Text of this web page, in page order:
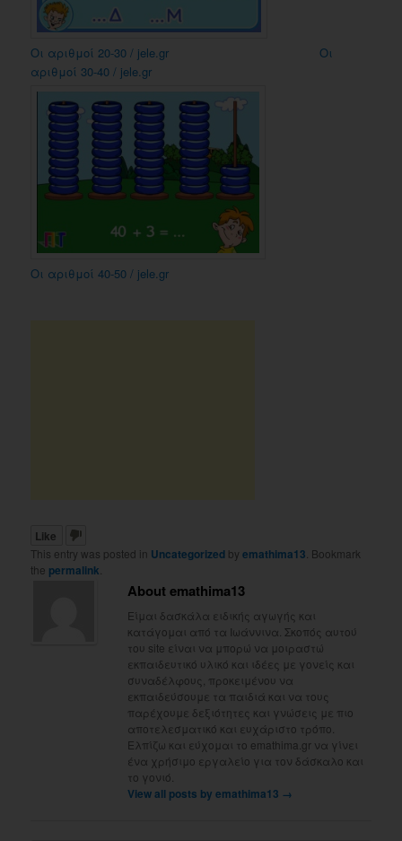
Οι αριθμοί 20-30 / jele.gr
Οι
αριθμοί 30-40 / jele.gr
Οι αριθμοί 40-50 / jele.gr
Like
This entry was posted in Uncategorized byemathima13 . Bookmark
the permalink
About emathima13
Είμαι δασκάλα ειδικής αγωγής και
κατάγομαι από τα Ιωάννινα. Σκοπός αυτού
του site είναι να μπορώ να μοιραστώ
εκπαιδευτικό υλικό και ιδέες με γονείς και
συναδέλφους, προκειμένου να
εκπαιδεύσουμε τα παιδιά και να τους
παρέχουμε δεξιότητες και γνώσεις με πιο
αποτελεσματικό και ευχάριστο τρόπο.
Ελπίζω και εύχομαι το emathima.gr να γίνει
ένα χρήσιμο εργαλείο για τον δάσκαλο και
το γονιό.
View all posts by emathima13 →